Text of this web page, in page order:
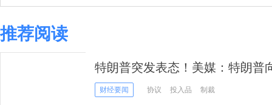
推荐阅读
特朗普突发表态！美媒：特朗普
协议迎来首次重大考验
财经要闻 协议 投入品 制裁